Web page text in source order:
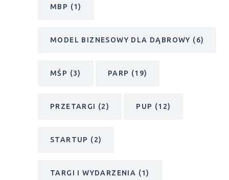
MBP (1)
MODEL BIZNESOWY DLA DĄBROWY (6)
MŚP (3) PARP (19)
PRZETARGI (2) PUP (12)
STARTUP (2)
TARGI I WYDARZENIA (1)